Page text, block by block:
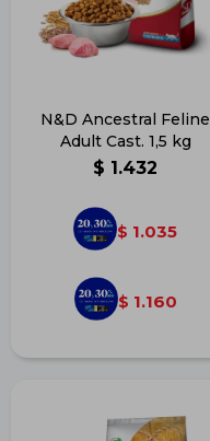
N&D Ancestral Feline
Adult Cast. 1,5 kg
$ 1.432
$ 1.035
$ 1.160